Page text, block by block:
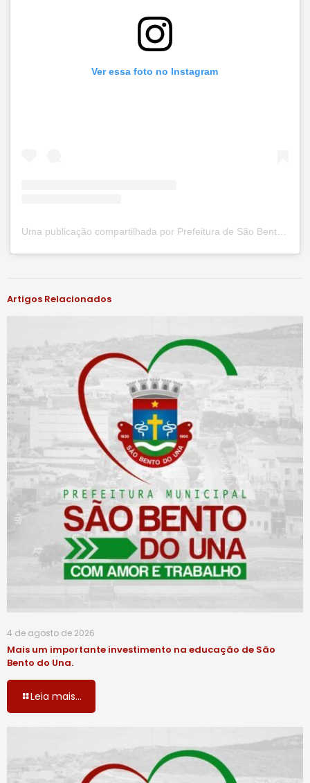
Ver essa foto no Instagram
#notíciassbu
Artigos Relacionados
4 de agosto de 2026
Mais um importante investimento na educação de São
Bento do Una.
Leia mais...